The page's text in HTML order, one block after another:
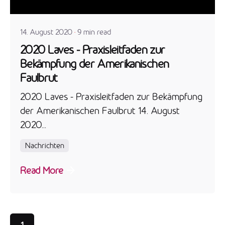
14. August 2020 9 min read
2020 Laves - Praxisleitfaden zur
Bekämpfung der Amerikanischen
Faulbrut
2020 Laves - Praxisleitfaden zur Bekämpfung
der Amerikanischen Faulbrut 14. August
2020...
Nachrichten
Read More